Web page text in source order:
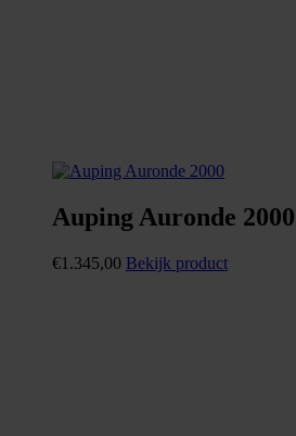
Auping Auronde 2000
€1.345,00 Bekijk product